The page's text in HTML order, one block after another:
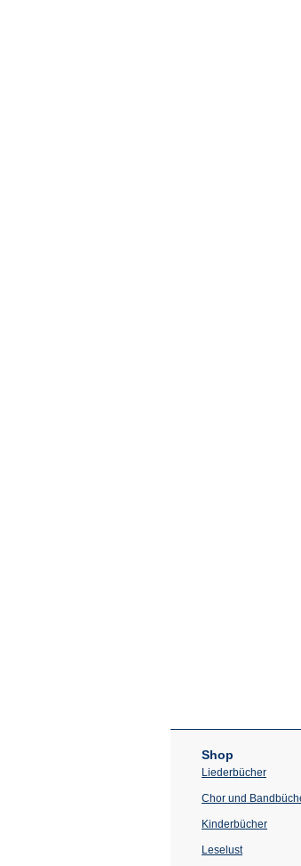
Shop
Liederbücher
Chor und
Kinderbücher
Leselust